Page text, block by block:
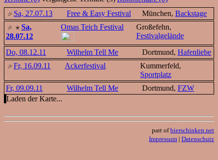
Sa, 27.07.13
Free & Easy Festival München, Backstage
Sa,
28.07.12
Omas Teich Festival
Großefehn,
Festivalgelände
Do, 08.12.11
Wilhelm Tell Me Dortmund, Hafenliebe
Fr, 16.09.11
Ackerfestival
Kummerfeld,
Sportplatz
Fr, 09.09.11
Wilhelm Tell Me Dortmund, FZW
Laden der Karte...
part ofbierschinken.net
Impressum | Datenschutz